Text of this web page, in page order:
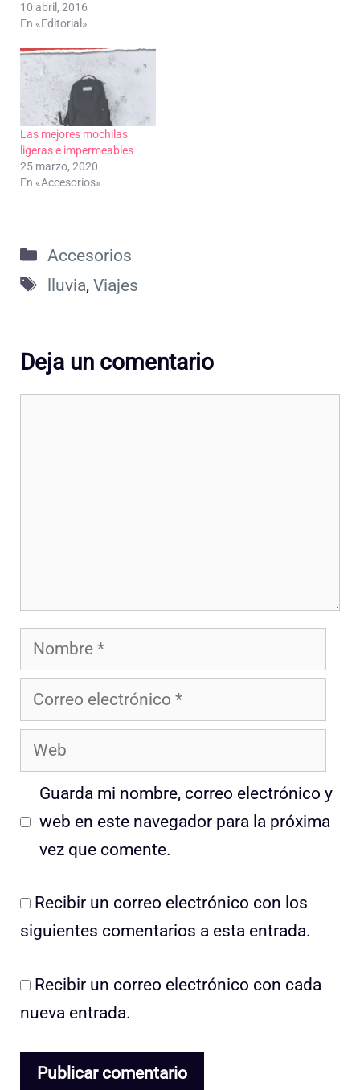
10 abril, 2016
En «Editorial»
Las mejores mochilas
ligeras e impermeables
25 marzo, 2020
En «Accesorios»
Categorías
Accesorios
Etiquetas
lluvia, Viajes
Deja un comentario
Nombre
Correo
electrónico
Web
Guarda mi nombre, correo electrónico y
web en este navegador para la próxima
vez que comente.
Recibir un correo electrónico con los
siguientes comentarios a esta entrada.
Recibir un correo electrónico con cada
nueva entrada.